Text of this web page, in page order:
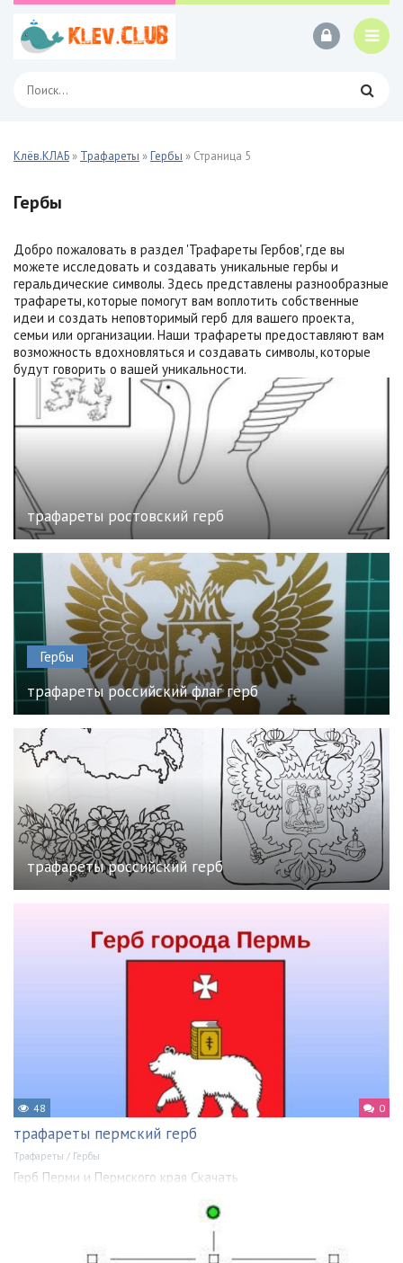
Клёв.КЛАБ » Трафареты »Гербы » Страница 5
Гербы
Добро пожаловать в раздел 'Трафареты Гербов', где вы
можете исследовать и создавать уникальные гербы и
геральдические символы. Здесь представлены разнообразные
трафареты, которые помогут вам воплотить собственные
идеи и создать неповторимый герб для вашего проекта,
семьи или организации. Наши трафареты предоставляют вам
возможность вдохновляться и создавать символы, которые
будут говорить о вашей уникальности.
трафареты ростовский герб
Гербы
трафареты российский флаг герб
трафареты российский герб
48 0
трафареты пермский герб
Трафареты / Гербы
Герб Перми и Пермского края Скачать